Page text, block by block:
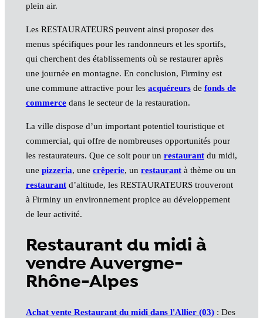
plein air.
Les RESTAURATEURS peuvent ainsi proposer des
menus spécifiques pour les randonneurs et les sportifs,
qui cherchent des établissements où se restaurer après
une journée en montagne. En conclusion, Firminy est
une commune attractive pour les acquéreursde fonds de
commercedans le secteur de la restauration.
La ville dispose d’un important potentiel touristique et
commercial, qui offre de nombreuses opportunités pour
les restaurateurs. Que ce soit pour un restaurantdu midi,
une pizzeria, une crêperie, un restaurantà thème ou un
restaurantd’altitude, les RESTAURATEURS trouveront
à Firminy un environnement propice au développement
de leur activité.
Restaurant du midi à
vendre Auvergne-
Rhône-Alpes
Achat vente Restaurant du midi dans l'Allier (03): Des